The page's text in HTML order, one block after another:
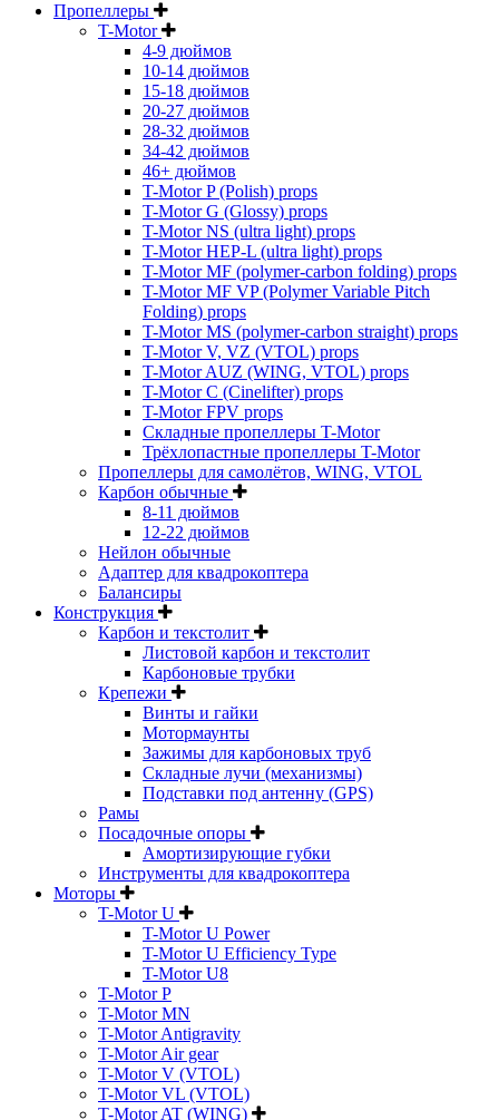
Пропеллеры
T-Motor
4-9 дюймов
10-14 дюймов
15-18 дюймов
20-27 дюймов
28-32 дюймов
34-42 дюймов
46+ дюймов
T-Motor P (Polish) props
T-Motor G (Glossy) props
T-Motor NS (ultra light) props
T-Motor HEP-L (ultra light) props
T-Motor MF (polymer-carbon folding) props
T-Motor MF VP (Polymer Variable Pitch
Folding) props
T-Motor MS (polymer-carbon straight) props
T-Motor V, VZ (VTOL) props
T-Motor AUZ (WING, VTOL) props
T-Motor C (Cinelifter) props
T-Motor FPV props
Складные пропеллеры T-Motor
Трёхлопастные пропеллеры T-Motor
Пропеллеры для самолётов, WING, VTOL
Карбон обычные
8-11 дюймов
12-22 дюймов
Нейлон обычные
Адаптер для квадрокоптера
Балансиры
Конструкция
Карбон и текстолит
Листовой карбон и текстолит
Карбоновые трубки
Крепежи
Винты и гайки
Мотормаунты
Зажимы для карбоновых труб
Складные лучи (механизмы)
Подставки под антенну (GPS)
Рамы
Посадочные опоры
Амортизирующие губки
Инструменты для квадрокоптера
Моторы
T-Motor U
T-Motor U Power
T-Motor U Efficiency Type
T-Motor U8
T-Motor P
T-Motor MN
T-Motor Antigravity
T-Motor Air gear
T-Motor V (VTOL)
T-Motor VL (VTOL)
T-Motor AT (WING)